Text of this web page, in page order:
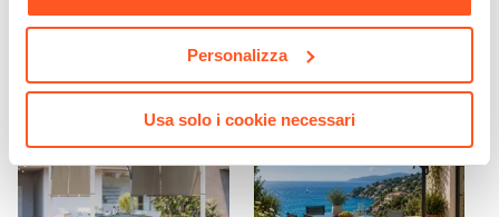
Personalizza
Usa solo i cookie necessari
Foro Drenaggio
€ 83,00 € 186,00